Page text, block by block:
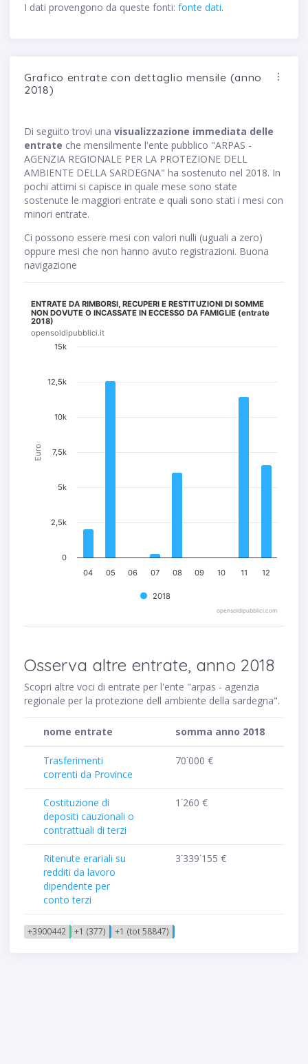
I dati provengono da queste fonti: fonte dati.
Grafico entrate con dettaglio mensile (anno
2018)
Di seguito trovi una visualizzazione immediata delle
entrate che mensilmente l'ente pubblico "ARPAS -
AGENZIA REGIONALE PER LA PROTEZIONE DELL
AMBIENTE DELLA SARDEGNA" ha sostenuto nel 2018. In
pochi attimi si capisce in quale mese sono state
sostenute le maggiori entrate e quali sono stati i mesi con
minori entrate.
Ci possono essere mesi con valori nulli (uguali a zero)
oppure mesi che non hanno avuto registrazioni. Buona
navigazione
Euro
ENTRATE DA RIMBORSI, RECUPERI E RESTITUZIONI DI SOMME
NON DOVUTE O INCASSATE IN ECCESSO DA FAMIGLIE (entrate
2018)
opensoldipubblici.it
2018
04 09
05 06 07 08 10 11 12
0
5k
10k
15k
2,5k
7,5k
12,5k
opensoldipubblici.com
Osserva altre entrate, anno 2018
Scopri altre voci di entrate per l'ente "arpas - agenzia
regionale per la protezione dell ambiente della sardegna".
nome entrate somma anno 2018
Trasferimenti
correnti da Province
70˙000 €
Costituzione di
depositi cauzionali o
contrattuali di terzi
1˙260 €
Ritenute erariali su
redditi da lavoro
dipendente per
conto terzi
3˙339˙155 €
+3900442 +1 (377) +1 (tot 58847)